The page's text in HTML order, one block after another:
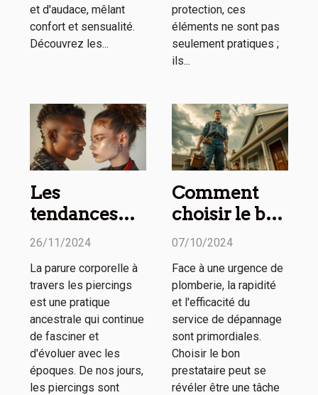
et d'audace, mêlant
confort et sensualité.
Découvrez les...
protection, ces
éléments ne sont pas
seulement pratiques ;
ils...
Les
tendances
actuelles des
pour homme
et femme
26/11/2024
La parure corporelle à
travers les piercings
est une pratique
ancestrale qui continue
de fasciner et
d'évoluer avec les
époques. De nos jours,
les piercings sont
Comment
choisir le bon
service de
en plomberie
d'urgence
07/10/2024
Face à une urgence de
plomberie, la rapidité
et l'efficacité du
service de dépannage
sont primordiales.
Choisir le bon
prestataire peut se
révéler être une tâche